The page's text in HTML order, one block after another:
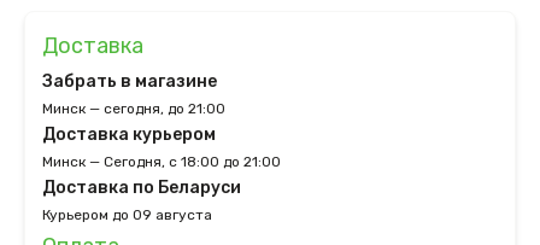
Доставка
Забрать в магазине
Минск — сегодня, до 21:00
Доставка курьером
Минск — Сегодня, с 18:00 до 21:00
Доставка по Беларуси
Курьером до 09 августа